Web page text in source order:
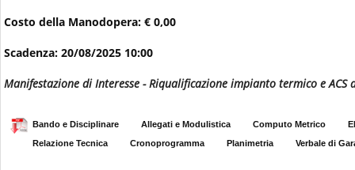
Costo della Manodopera: € 0,00
Scadenza: 20/08/2025 10:00
Manifestazione di Interesse - Riqualificazione impianto termico e
Bando e Disciplinare Allegati e Modulistica Computo Metrico
Relazione Tecnica
Cronoprogramma Planimetria Verbale di